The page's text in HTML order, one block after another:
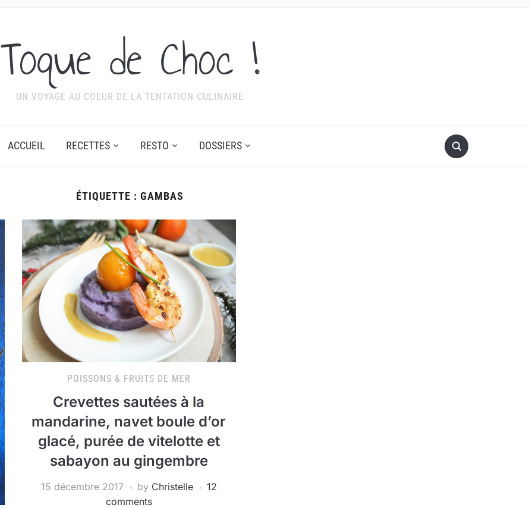
Toque de Choc !
UN VOYAGE AU COEUR DE LA TENTATION CULINAIRE
ACCUEIL RECETTES RESTO DOSSIERS
ÉTIQUETTE : GAMBAS
POISSONS & FRUITS DE MER
Crevettes sautées à la
mandarine, navet boule d’or
glacé, purée de vitelotte et
sabayon au gingembre
15 décembre 2017 by Christelle
12
comments